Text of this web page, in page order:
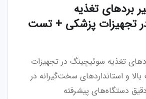
بردهای تغذیه
تجهیزات پزشکی + تست
تغذیه سوئیچینگ در تجهیزات
و استانداردهای سخت‌گیرانه در
دقیق دستگاه‌های پیشرفته